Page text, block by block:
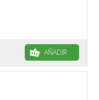
AÑADIR